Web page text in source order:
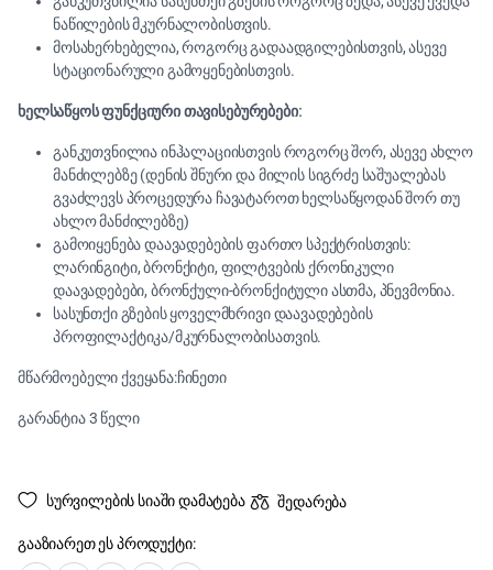
ნაწილების მკურნალობისთვის.
მოსახერხებელია, როგორც გადაადგილებისთვის, ასევე
სტაციონარული გამოყენებისთვის.
ხელსაწყოს ფუნქციური თავისებურებები:
განკუთვნილია ინჰალაციისთვის როგორც შორ, ასევე ახლო
მანძილებზე (დენის შნური და მილის სიგრძე საშუალებას
გვაძლევს პროცედურა ჩავატაროთ ხელსაწყოდან შორ თუ
ახლო მანძილებზე)
გამოიყენება დაავადებების ფართო სპექტრისთვის:
ლარინგიტი, ბრონქიტი, ფილტვების ქრონიკული
დაავადებები, ბრონქული-ბრონქიტული ასთმა, პნევმონია.
სასუნთქი გზების ყოველმხრივი დაავადებების
პროფილაქტიკა/მკურნალობისათვის.
მწარმოებელი ქვეყანა:ჩინეთი
გარანტია 3 წელი
სურვილების სიაში დამატება შედარება
გააზიარეთ ეს პროდუქტი: